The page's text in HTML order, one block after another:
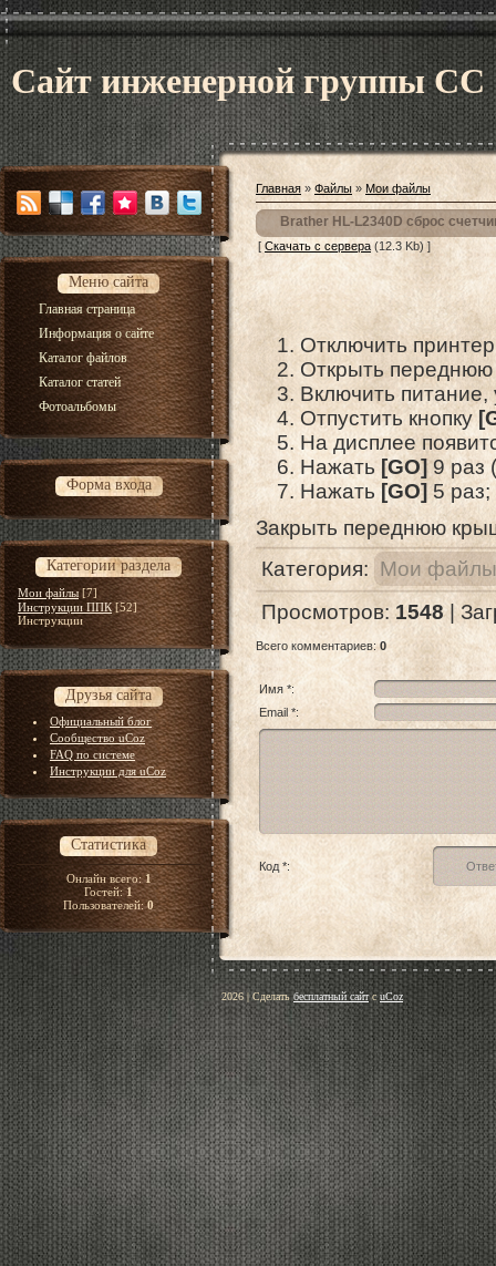
Сайт инженерной группы CC
Меню сайта
Главная страница
Информация о сайте
Каталог файлов
Каталог статей
Фотоальбомы
Форма входа
Категории раздела
Мои файлы [7]
Инструкции ППК [52]
Инструкции
Друзья сайта
Официальный блог
Сообщество uCoz
FAQ по системе
Инструкции для uCoz
Статистика
Онлайн всего:1
Гостей:1
Пользователей:0
Главная » Файлы » Мои файлы
Brather HL-L2340D сброс
[ Скачать с сервера (12.3 Kb) ]
Отключить
Открыть
Включить
Отпустить кнопку [
На дисплее
Нажать [GO] 9 раз
Нажать[GO] 5 раз;
Закрыть переднюю
Категория: Мои файлы
Просмотров: 1548|
Всего комментариев:0
Имя *:
Email *:
Код *:
2026|Сделать бесплатный сайтсuCoz